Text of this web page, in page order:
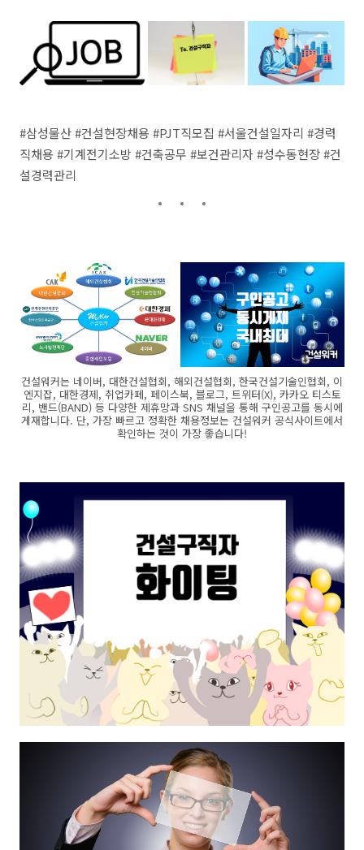
#삼성물산 #건설현장채용 #PJT직모집 #서울건설일자리 #경력
직채용 #기계전기소방 #건축공무 #보건관리자 #성수동현장 #건
설경력관리
건설워커는 네이버, 대한건설협회, 해외건설협회, 한국건설기술인협회, 이
엔지잡, 대한경제, 취업카페, 페이스북, 블로그, 트위터(X), 카카오 티스토
리, 밴드(BAND) 등 다양한 제휴망과 SNS 채널을 통해 구인공고를 동시에
게재합니다. 단, 가장 빠르고 정확한 채용정보는 건설워커 공식사이트에서
확인하는 것이 가장 좋습니다!